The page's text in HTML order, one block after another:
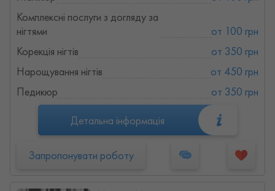
Комплексні послуги з догляду за
нігтями
от 100 грн
Корекція нігтів
от 350 грн
Нарощування нігтів
от 450 грн
Педикюр
от 350 грн
Детальна інформація
Запропонувати роботу